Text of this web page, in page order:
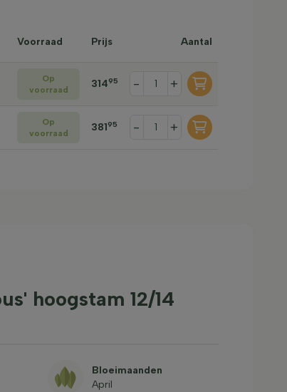
Voorraad Prijs Aantal
Op
voorraad
31495 - +
Op
voorraad
38195 - +
hoogstam 12/14
Bloeimaanden
April